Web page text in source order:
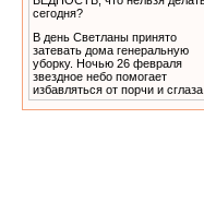
В день Светланы принято
затевать дома генеральную
уборку. Ночью 26 февраля
звездное небо помогает
избавляться от порчи и сглаза.